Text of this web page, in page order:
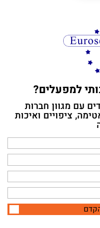
למפעלים?
עם מגוון חברות
ציפויים ואיכות